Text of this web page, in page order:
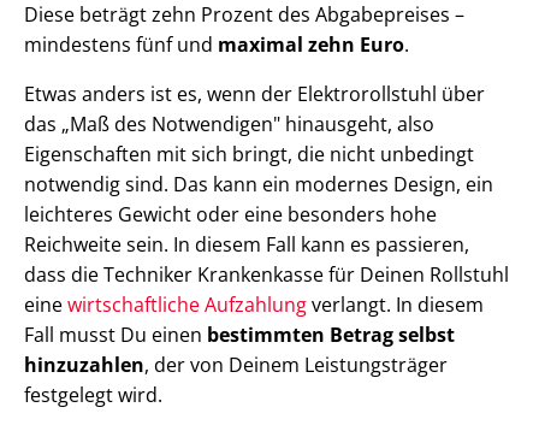
Diese beträgt zehn Prozent des Abgabepreises –
mindestens fünf und maximal zehn Euro.
Etwas anders ist es, wenn der Elektrorollstuhl über
das „Maß des Notwendigen" hinausgeht, also
Eigenschaften mit sich bringt, die nicht unbedingt
notwendig sind. Das kann ein modernes Design, ein
leichteres Gewicht oder eine besonders hohe
Reichweite sein. In diesem Fall kann es passieren,
dass die Techniker Krankenkasse für Deinen Rollstuhl
einewirtschaftliche Aufzahlungverlangt. In diesem
Fall musst Du einen bestimmten Betrag selbst
hinzuzahlen, der von Deinem Leistungsträger
festgelegt wird.